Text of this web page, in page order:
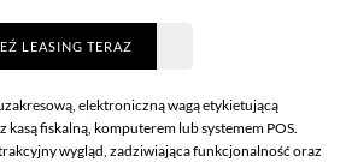
LEASING TERAZ
elektroniczną wagą etykietującą
fiskalną, komputerem lub systemem POS.
wygląd, zadziwiająca funkcjonalność oraz